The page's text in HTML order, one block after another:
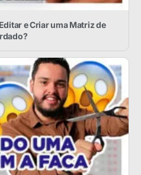
e Criar uma Matriz de